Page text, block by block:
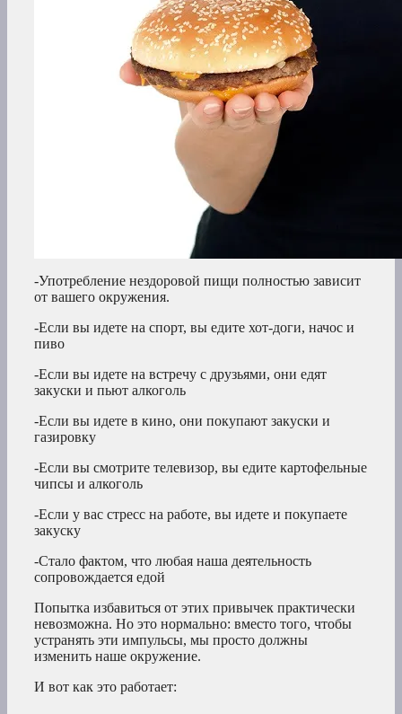
-Употребление нездоровой пищи полностью зависит
от вашего окружения.
-Если вы идете на спорт, вы едите хот-доги, начос и
пиво
-Если вы идете на встречу с друзьями, они едят
закуски и пьют алкоголь
-Если вы идете в кино, они покупают закуски и
газировку
-Если вы смотрите телевизор, вы едите картофельные
чипсы и алкоголь
-Если у вас стресс на работе, вы идете и покупаете
закуску
-Стало фактом, что любая наша деятельность
сопровождается едой
Попытка избавиться от этих привычек практически
невозможна. Но это нормально: вместо того, чтобы
устранять эти импульсы, мы просто должны
изменить наше окружение.
И вот как это работает: